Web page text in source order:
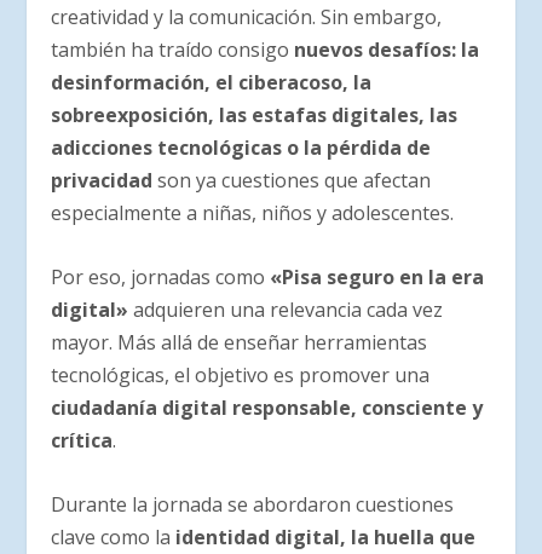
creatividad y la comunicación. Sin embargo,
también ha traído consigo nuevos desafíos: la
desinformación, el ciberacoso, la
sobreexposición, las estafas digitales, las
adicciones tecnológicas o la pérdida de
privacidad son ya cuestiones que afectan
especialmente a niñas, niños y adolescentes.
Por eso, jornadas como «Pisa seguro en la era
digital» adquieren una relevancia cada vez
mayor. Más allá de enseñar herramientas
tecnológicas, el objetivo es promover una
ciudadanía digital responsable, consciente y
crítica.
Durante la jornada se abordaron cuestiones
clave como la identidad digital, la huella que